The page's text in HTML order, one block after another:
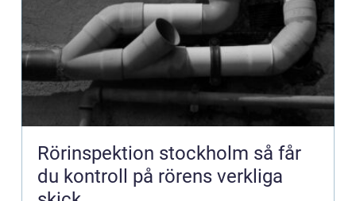
Rörinspektion stockholm så får
du kontroll på rörens verkliga